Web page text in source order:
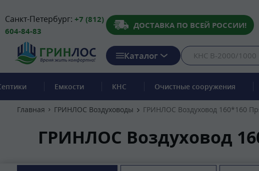
Санкт-Петербург: +7 (812)
604-84-83
ДОСТАВКА ПО ВСЕЙ РОССИИ!
Каталог
Емкости КНС Очистные сооружения
Главная ГРИНЛОС Воздуховоды ГРИНЛОС Воздуховод 160*160
ГРИНЛОС Воздуховод